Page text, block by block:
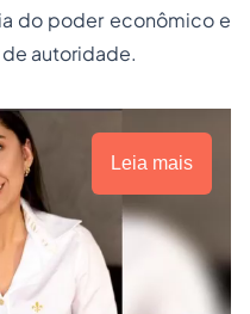
do poder econômico e
autoridade.
Leia mais